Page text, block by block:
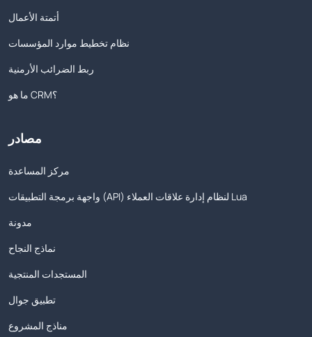
أتمتة الأعمال
نظام تخطيط موارد المؤسسات
ربط الضرائب الأرمنية
ما هو CRM؟
مصادر
مركز المساعدة
واجهة برمجة التطبيقات (API) لنظام إدارة علاقات العملاء Lua
مدونة
نماذج النجاح
المستجدات المنتجية
تطبيق جوال
مناذج المشروع